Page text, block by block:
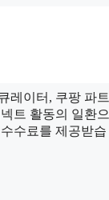
레이터, 쿠팡 파트
트 활동의 일환으
수료를 제공받습